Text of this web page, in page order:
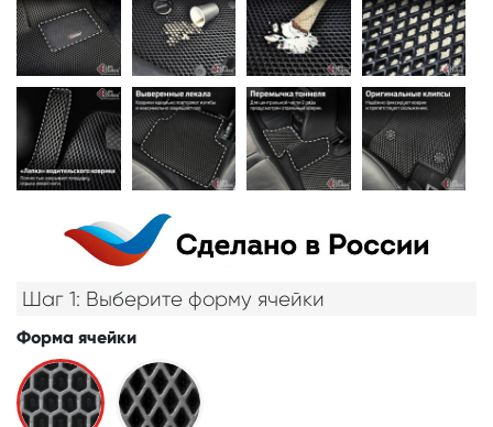
Шаг 1: Выберите форму ячейки
Форма ячейки